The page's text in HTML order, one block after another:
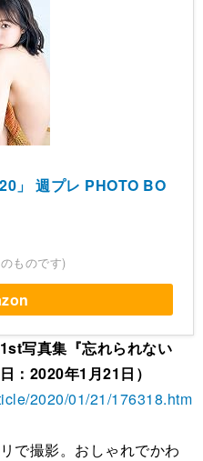
」 週プレ PHOTO BO
ものです)
写真集『忘れられない
：2020年1月21日）
2020/01/21/176318.htm
で撮影。おしゃれでかわ